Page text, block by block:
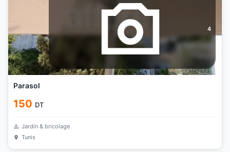
4
Parasol
150 DT
Jardin & bricolage
Tunis